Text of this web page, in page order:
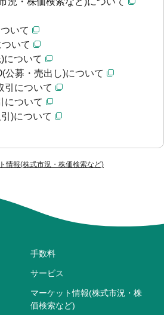
情報(株式市況・株価検索など)
いて
いて
について
公募・売出し)について
引について
について
)について
手数料
サービス
マーケット情報(株式市況・株
価検索など)